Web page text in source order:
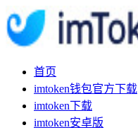
首页
imtoken钱包官方下载
imtoken下载
imtoken安卓版